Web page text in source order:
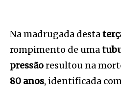
Na madrugada desta
rompimento de uma
pressãoresultou na
80 anos, identificada